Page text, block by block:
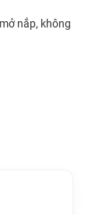
nắp, không